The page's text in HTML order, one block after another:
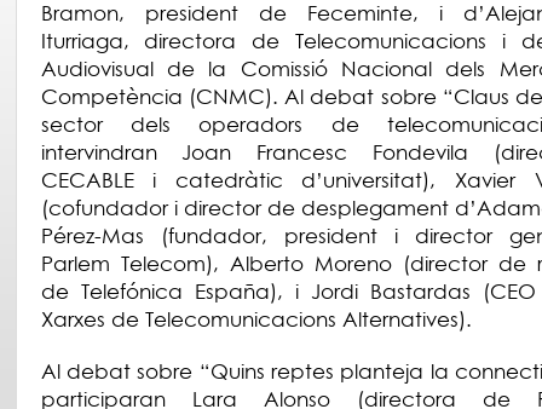
Bramon, president de Feceminte, i
Iturriaga, directora de Telecomunicacions i
Audiovisual de la Comissió Nacional dels
Competència (CNMC). Al debat sobre “Claus
sector dels operadors de
intervindran Joan Francesc Fondevila
CECABLE i catedràtic d’universitat), Xavier
(cofundador i director de desplegament
Pérez-Mas (fundador, president i director
Parlem Telecom), Alberto Moreno (director de
de Telefónica España), i Jordi Bastardas
Xarxes de Telecomunicacions Alternatives).
Al debat sobre “Quins reptes planteja la
participaran Lara Alonso (directora de